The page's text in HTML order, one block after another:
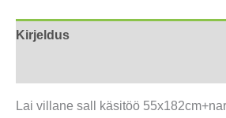
Kirjeldus
Lai villane sall käsitöö